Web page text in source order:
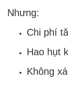
Nhưng:
Chi phí
Hao hụt
Không